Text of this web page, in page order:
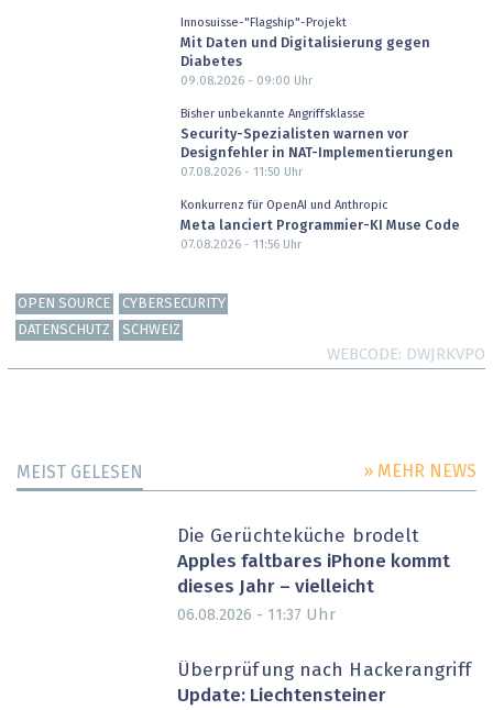
Innosuisse-"Flagship"-Projekt
Mit Daten und Digitalisierung gegen
Diabetes
09.08.2026 - 09:00 Uhr
Bisher unbekannte Angriffsklasse
Security-Spezialisten warnen vor
Designfehler in NAT-Implementierungen
07.08.2026 - 11:50 Uhr
Konkurrenz für OpenAI und Anthropic
Meta lanciert Programmier-KI Muse Code
07.08.2026 - 11:56Uhr
OPEN SOURCE
CYBERSECURITY
DATENSCHUTZ
SCHWEIZ
WEBCODE DWJRKVPO
MEIST GELESEN » MEHR NEWS
Die Gerüchteküche brodelt
Apples faltbares iPhone kommt
dieses Jahr – vielleicht
06.08.2026 - 11:37 Uhr
Überprüfung nach Hackerangriff
Update: Liechtensteiner